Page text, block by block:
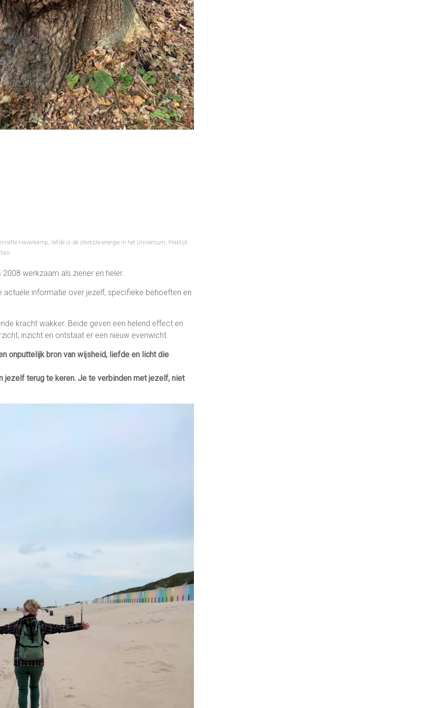
Haverkamp, liefde is de sterkste energie in het Universum, Praktijk
werkzaam als ziener en heler.
actuele informatie over jezelf, specifieke behoeften en
kracht wakker. Beide geven een helend effect en
inzicht en ontstaat er een nieuw evenwicht.
onputtelijk bron van wijsheid, liefde en licht die
jezelf terug te keren. Je te verbinden met jezelf, niet